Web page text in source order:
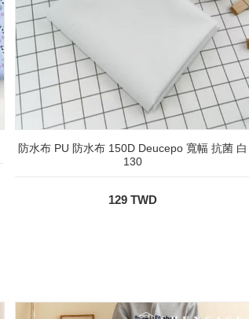
防水布 PU 防水布 150D Deucepo 寬幅 抗菌 白
130
129 TWD